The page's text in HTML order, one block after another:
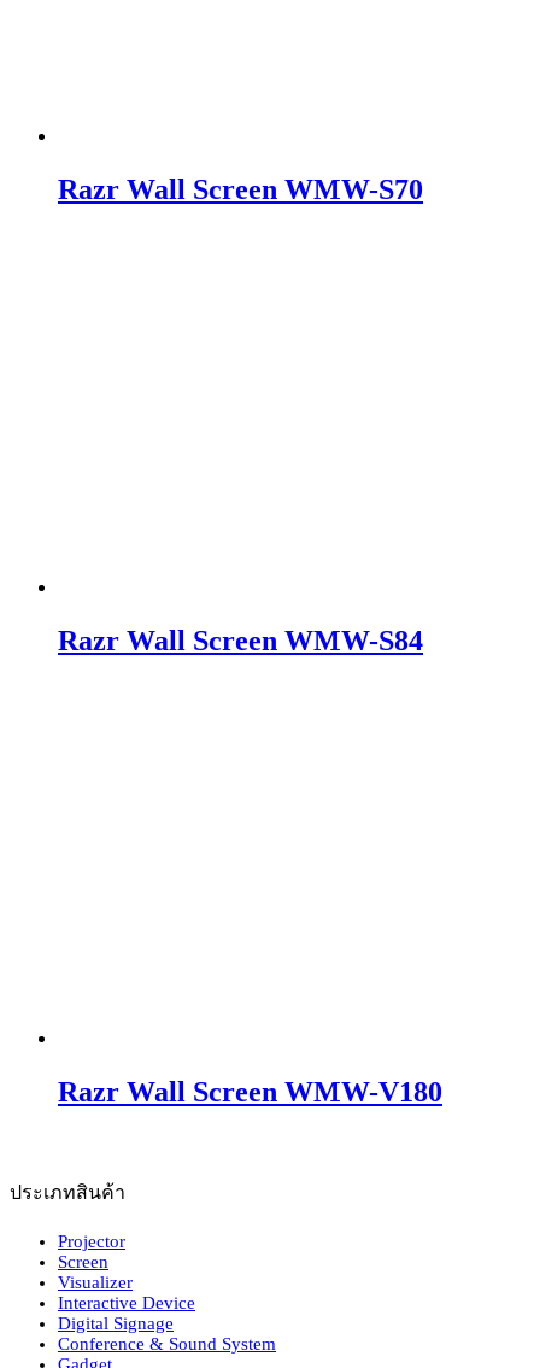
Razr Wall Screen WMW-S70
Razr Wall Screen WMW-S84
Razr Wall Screen WMW-V180
ประเภทสินค้า
Projector
Screen
Visualizer
Interactive Device
Digital Signage
Conference & Sound System
Gadget